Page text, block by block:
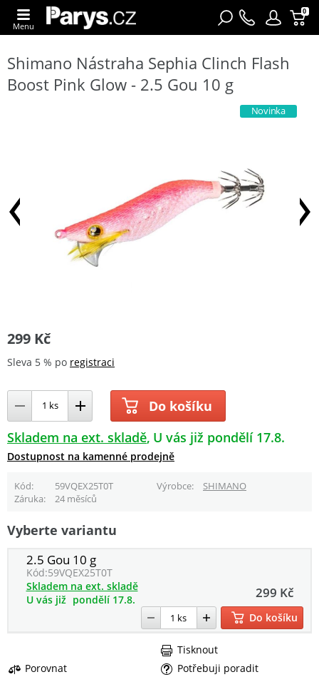
0
Menu
Shimano Nástraha Sephia Clinch Flash
Boost Pink Glow - 2.5 Gou 10 g
Novinka
299 Kč
Sleva 5 % po registraci
Do košíku
Skladem na ext. skladě U vás již pondělí 17.8.
Dostupnost na kamenné prodejně
Kód 59VQEX25T0T Výrobce
SHIMANO
Záruka
24 měsíců
Vyberte variantu
2.5 Gou 10 g
Kód:59VQEX25T0T
299 Kč
Skladem na ext. skladě
U vás již pondělí 17.8.
Do košíku
Porovnat
Potřebuji poradit
Tisknout